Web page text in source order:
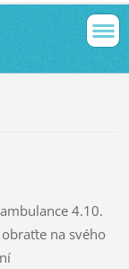
4.10.
na svého